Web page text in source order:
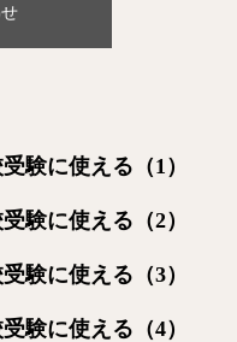
験に使える（1）
験に使える（2）
験に使える（3）
験に使える（4）